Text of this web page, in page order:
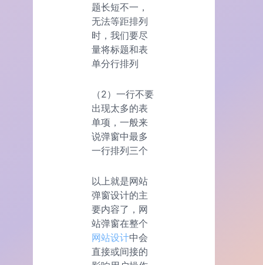
题长短不一，
无法等距排列
时，我们要尽
量将标题和表
单分行排列
（2）一行不要
出现太多的表
单项，一般来
说弹窗中最多
一行排列三个
以上就是网站
弹窗设计的主
要内容了，网
站弹窗在整个
网站设计中会
直接或间接的